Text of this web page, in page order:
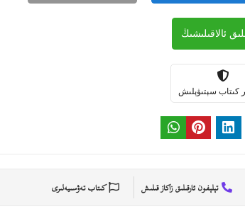
كىتاب سېتىۋېلىش
تېلېفون ئارقىلىق زاكاز قىلىش كىتاب تەۋسىيەلىرى